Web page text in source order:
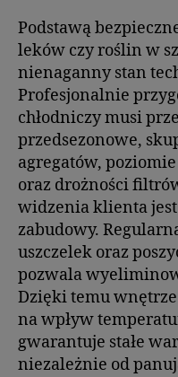
Podstawą
leków czy roślin w
nienaganny stan
Profesjonalnie
chłodniczy musi
przedsezonowe,
agregatów,
oraz drożności
widzenia klienta jest
zabudowy.
uszczelek oraz
pozwala
Dzięki temu
na wpływ
gwarantuje stałe
niezależnie od